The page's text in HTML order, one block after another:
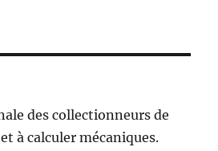
des collectionneurs de
à calculer mécaniques.